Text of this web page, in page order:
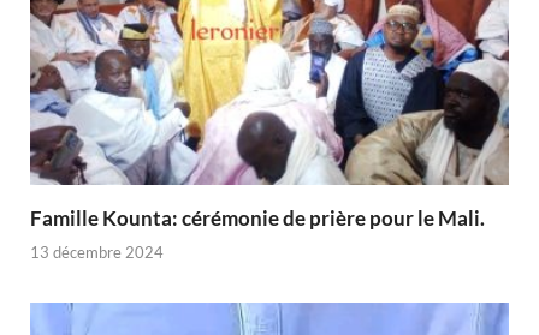
Famille Kounta: cérémonie de prière pour le Mali.
13 décembre 2024